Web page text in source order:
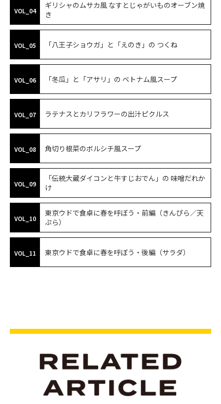
VOL_04
ギリシャのムサカ風 なすとじゃがいものオーブン焼
き
VOL_05 「八王子ショウガ」と「えのき」の つくね
VOL_06 「冬瓜」と「アサリ」の ベトナム風スープ
VOL_07 ラテナスとカリフラワーの出汁ピクルス
VOL_08 角切り根菜のボルシチ風スープ
VOL_09
「伝統大蔵ダイコンと牛すじおでん」の 味噌だれか
け
VOL_10
東京ウドで食卓に春を呼ぼう・前編（きんぴら／天
ぷら）
VOL_11 東京ウドで食卓に春を呼ぼう・後編（サラダ）